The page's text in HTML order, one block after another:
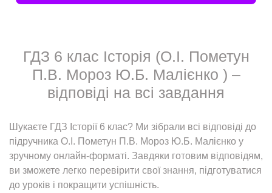
ГДЗ 6 клас Історія (О.І. Пометун
П.В. Мороз Ю.Б. Малієнко ) –
відповіді на всі завдання
Шукаєте ГДЗ Історії 6 клас? Ми зібрали всі відповіді до
підручника О.І. Пометун П.В. Мороз Ю.Б. Малієнко у
зручному онлайн-форматі. Завдяки готовим відповідям,
ви зможете легко перевірити свої знання, підготуватися
до уроків і покращити успішність.